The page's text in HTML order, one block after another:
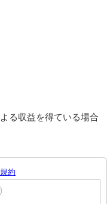
る収益を得ている場合